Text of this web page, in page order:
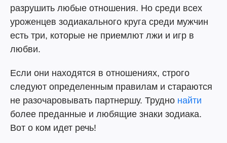
разрушить любые отношения. Но среди всех
уроженцев зодиакального круга среди мужчин
есть три, которые не приемлют лжи и игр в
любви.
Если они находятся в отношениях, строго
следуют определенным правилам и стараются
не разочаровывать партнершу. Трудно найти
более преданные и любящие знаки зодиака.
Вот о ком идет речь!